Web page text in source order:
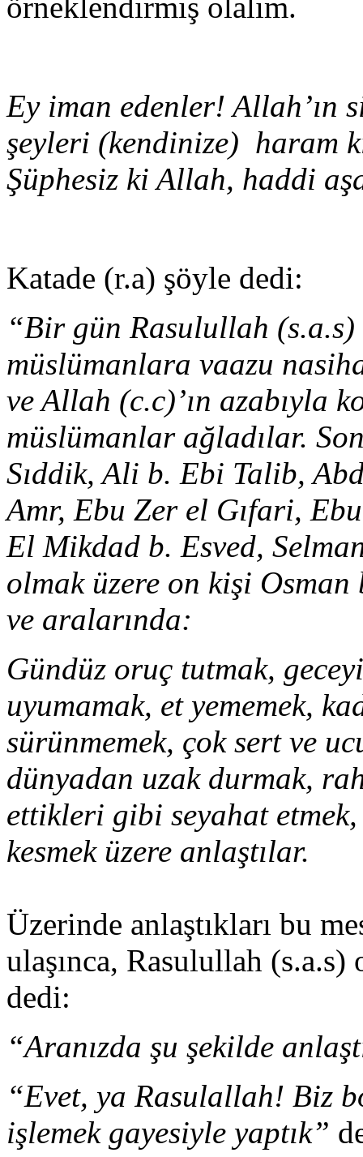
Ey iman edenler! Allah’ın
şeyleri (kendinize) haram
Şüphesiz ki Allah, haddi
Katade (r.a) şöyle dedi:
“Bir gün Rasulullah
müslümanlara vaazu
ve Allah (c.c)’ın azabıyla
müslümanlar ağladılar.
Sıddik, Ali b. Ebi Talib,
Amr, Ebu Zer el Gıfari,
El Mikdad b. Esved,
olmak üzere on kişi
ve aralarında:
Gündüz oruç tutmak,
uyumamak, et yememek,
sürünmemek, çok sert ve
dünyadan uzak durmak,
ettikleri gibi seyahat
kesmek üzere anlaştılar.
Üzerinde anlaştıkları bu
ulaşınca, Rasulullah (s.a.s)
dedi:
“Aranızda şu şekilde
“Evet, ya Rasulallah! Biz
işlemek gayesiyle yaptık”